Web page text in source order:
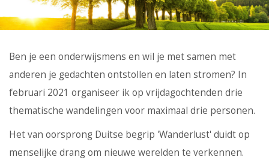
Ben je een onderwijsmens en wil je met samen met
anderen je gedachten ontstollen en laten stromen? In
februari 2021 organiseer ik op vrijdagochtenden drie
thematische wandelingen voor maximaal drie personen.
Het van oorsprong Duitse begrip 'Wanderlust' duidt op
menselijke drang om nieuwe werelden te verkennen.